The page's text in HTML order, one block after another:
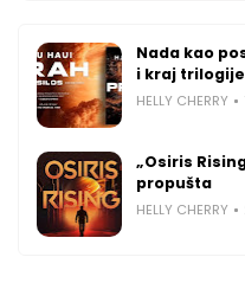
Nada kao
i kraj trilogije
HELLY CHERRY
„Osiris
propušta
HELLY CHERRY